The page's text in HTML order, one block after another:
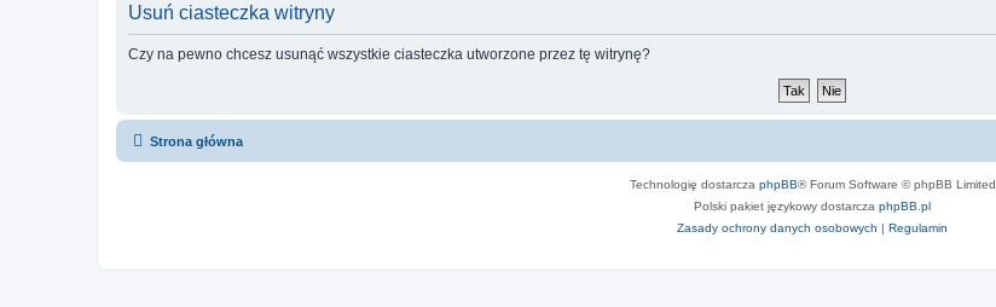
Usuń ciasteczka witryny
Czy na pewno chcesz usunąć wszystkie ciasteczka utworzone przez tę witrynę?
Strona główna
Technologię dostarcza phpBB® Forum Software © phpBB Limited
Polski pakiet językowy dostarcza phpBB.pl
Zasady ochrony danych osobowych | Regulamin